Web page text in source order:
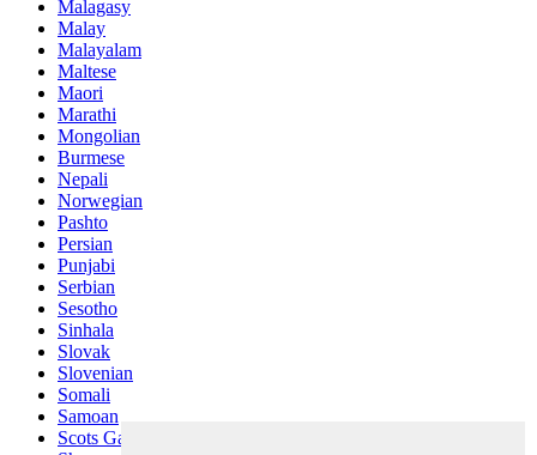
Malagasy
Malay
Malayalam
Maltese
Maori
Marathi
Mongolian
Burmese
Nepali
Norwegian
Pashto
Persian
Punjabi
Serbian
Sesotho
Sinhala
Slovak
Slovenian
Somali
Samoan
Scots Gaelic